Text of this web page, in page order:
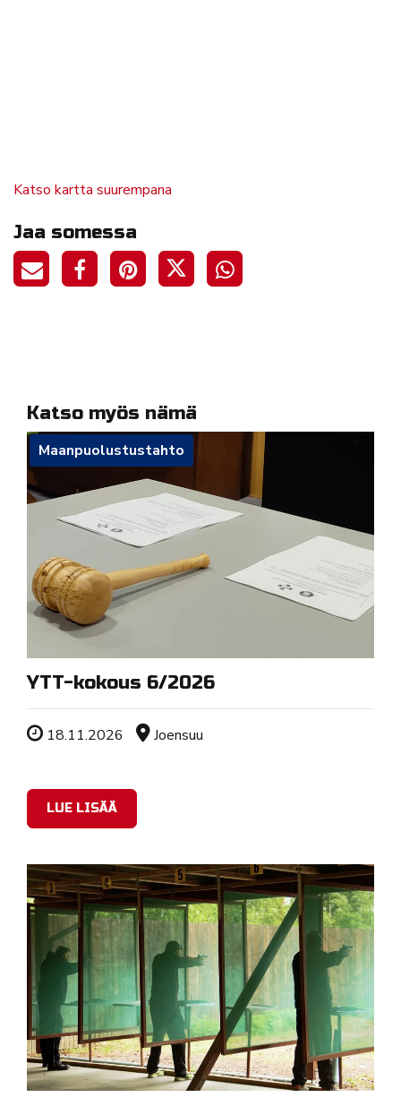
Katso kartta suurempana
Jaa somessa
Katso myös nämä
Maanpuolustustahto
YTT-kokous 6/2026
Tapahtuman ajankohta
18.11.2026 Sijainti
Joensuu
LUE LISÄÄ